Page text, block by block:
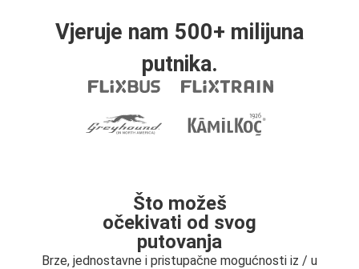
Vjeruje nam 500+ milijuna
putnika.
Što možeš
očekivati od svog
putovanja
Brze, jednostavne i pristupačne mogućnosti iz / u